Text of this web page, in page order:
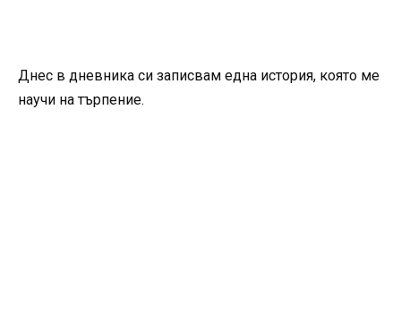
Днес в дневника си записвам една история, която ме
научи на търпение.